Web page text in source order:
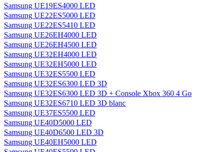
Samsung UE19ES4000 LED
Samsung UE22ES5000 LED
Samsung UE22ES5410 LED
Samsung UE26EH4000 LED
Samsung UE26EH4500 LED
Samsung UE32EH4000 LED
Samsung UE32EH5000 LED
Samsung UE32ES5500 LED
Samsung UE32ES6300 LED 3D
Samsung UE32ES6300 LED 3D + Console Xbox 360 4 Go
Samsung UE32ES6710 LED 3D blanc
Samsung UE37ES5500 LED
Samsung UE40D5000 LED
Samsung UE40D6500 LED 3D
Samsung UE40EH5000 LED